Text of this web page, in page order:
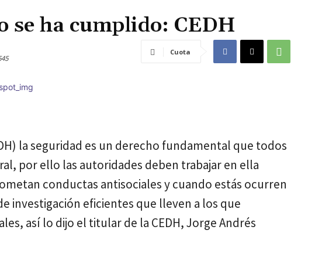
se ha cumplido: CEDH
Cuota
la seguridad es un derecho fundamental que todos
por ello las autoridades deben trabajar en ella
conductas antisociales y cuando estás ocurren
investigación eficientes que lleven a los que
así lo dijo el titular de la CEDH, Jorge Andrés